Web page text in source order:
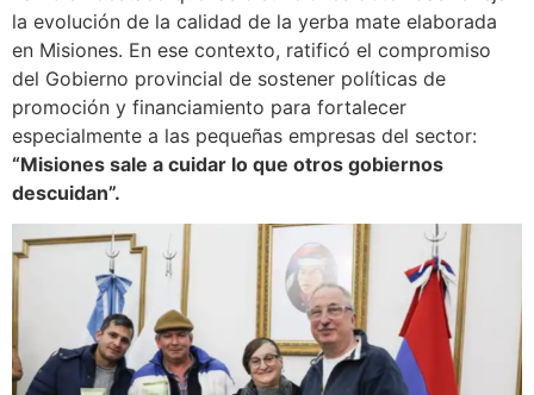
la evolución de la calidad de la yerba mate elaborada
en Misiones. En ese contexto, ratificó el compromiso
del Gobierno provincial de sostener políticas de
promoción y financiamiento para fortalecer
especialmente a las pequeñas empresas del sector:
“Misiones sale a cuidar lo que otros gobiernos
descuidan”.